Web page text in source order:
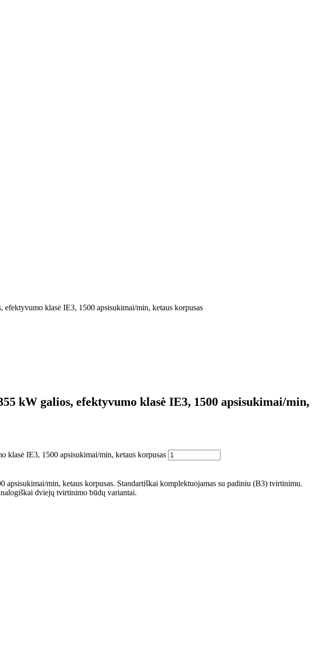
klasė IE3, 1500 apsisukimai/min, ketaus korpusas
kW galios, efektyvumo klasė IE3, 1500 apsisukimai/min,
IE3, 1500 apsisukimai/min, ketaus korpusas
min, ketaus korpusas. Standartiškai komplektuojamas su padiniu (B3) tvirtinimu.
dviejų tvirtinimo būdų variantai.